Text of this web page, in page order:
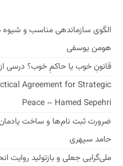
الگوی سازماندهی مناسب و شیوه
هومن یوسفی
قانونِ خوب یا حاکمِ خوب؟ درسی از
Agreement for Strategic
Peace – Hamed Sepehri
ضرورت ثبت نام‌ها و ساخت
حامد سپهری
ملی‌گرایی جعلی و بازتولید روایت